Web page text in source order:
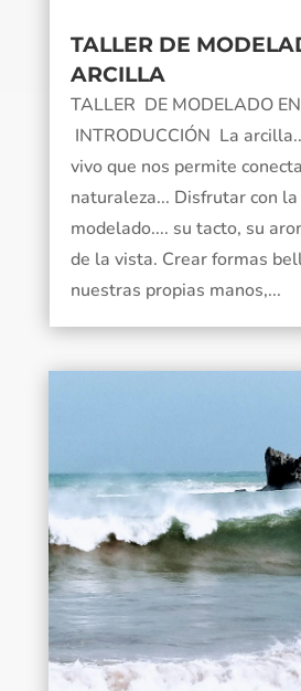
TALLER DE
ARCILLA
TALLER DE MODELADO
INTRODUCCIÓN La
vivo que nos permite
naturaleza... Disfrutar con
modelado.... su tacto, su
de la vista. Crear formas
nuestras propias manos,...